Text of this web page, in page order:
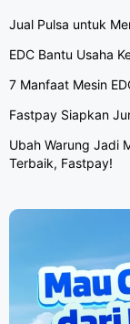
Jual Pulsa untuk
EDC Bantu Usaha
7 Manfaat Mesin
Fastpay Siapkan
Ubah Warung Jadi
Terbaik, Fastpay!